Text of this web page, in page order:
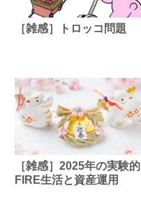
［雑感］トロッコ問題
［雑感］2025年の実験的
FIRE生活と資産運用